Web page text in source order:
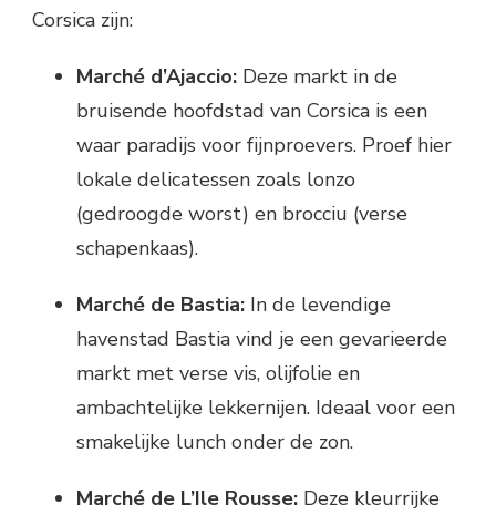
Corsica zijn:
Marché d’Ajaccio: Deze markt in de
bruisende hoofdstad van Corsica is een
waar paradijs voor fijnproevers. Proef hier
lokale delicatessen zoals lonzo
(gedroogde worst) en brocciu (verse
schapenkaas).
Marché de Bastia: In de levendige
havenstad Bastia vind je een gevarieerde
markt met verse vis, olijfolie en
ambachtelijke lekkernijen. Ideaal voor een
smakelijke lunch onder de zon.
Marché de L’Ile Rousse: Deze kleurrijke